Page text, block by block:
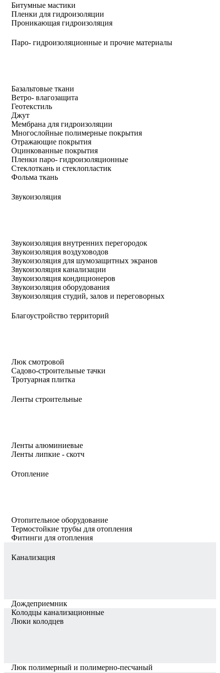
Битумные мастики
Пленки для гидроизоляции
Проникающая гидроизоляция
Паро- гидроизоляционные и прочие материалы
Базальтовые ткани
Ветро- влагозащита
Геотекстиль
Джут
Мембрана для гидроизоляции
Многослойные полимерные покрытия
Отражающие покрытия
Оцинкованные покрытия
Пленки паро- гидроизоляционные
Стеклоткань и стеклопластик
Фольма ткань
Звукоизоляция
Звукоизоляция внутренних перегородок
Звукоизоляция воздуховодов
Звукоизоляция для шумозащитных экранов
Звукоизоляция канализации
Звукоизоляция кондиционеров
Звукоизоляция оборудования
Звукоизоляция студий, залов и переговорных
Благоустройство территорий
Люк смотровой
Садово-строительные тачки
Тротуарная плитка
Ленты строительные
Ленты алюминиевые
Ленты липкие - скотч
Отопление
Отопительное оборудование
Термостойкие трубы для отопления
Фитинги для отопления
Канализация
Дождеприемник
Колодцы канализационные
Люки колодцев
Люк полимерный и полимерно-песчаный